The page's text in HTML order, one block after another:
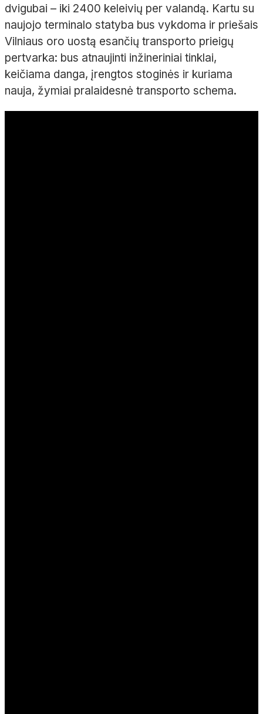
dvigubai – iki 2400 keleivių per valandą. Kartu su
naujojo terminalo statyba bus vykdoma ir priešais
Vilniaus oro uostą esančių transporto prieigų
pertvarka: bus atnaujinti inžineriniai tinklai,
keičiama danga, įrengtos stoginės ir kuriama
nauja, žymiai pralaidesnė transporto schema.